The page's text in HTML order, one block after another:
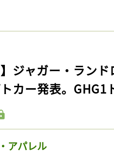
】ジャガー・ラン
カー発表。GHG1
アパレル